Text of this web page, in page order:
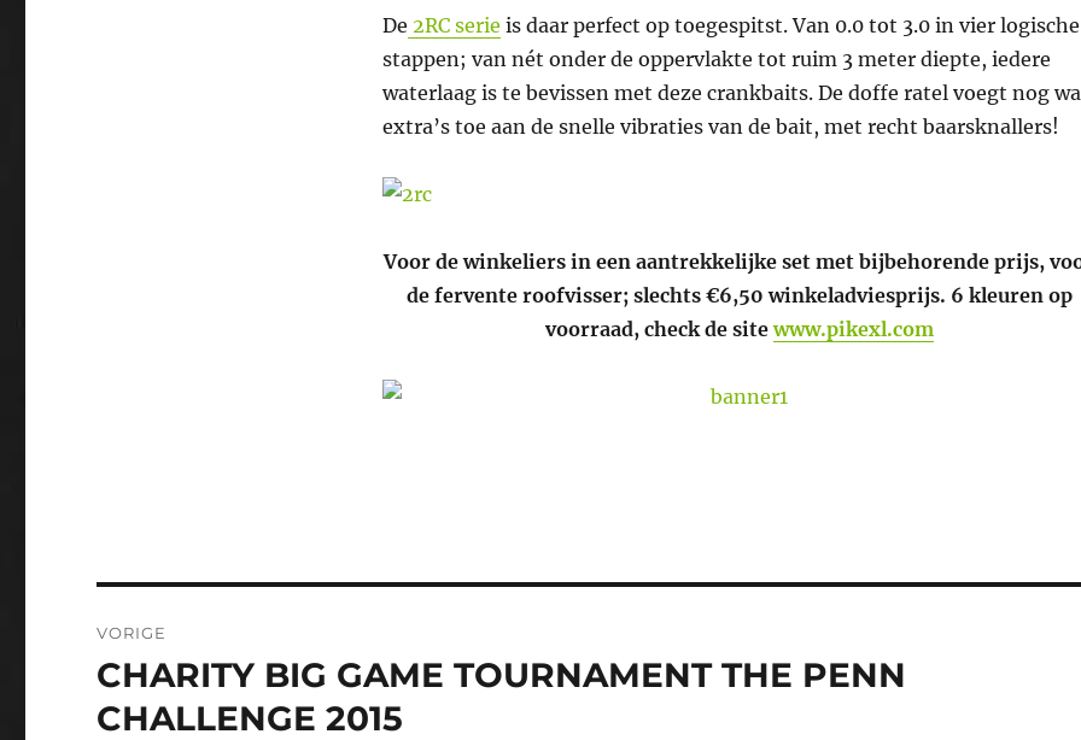
De 2RC serie is daar perfect op toegespitst. Van 0.0 tot 3.0 in vier logische
stappen; van nét onder de oppervlakte tot ruim 3 meter diepte, iedere
waterlaag is te bevissen met deze crankbaits. De doffe ratel voegt nog
extra’s toe aan de snelle vibraties van de bait, met recht baarsknallers!
Voor de winkeliers in een aantrekkelijke set met bijbehorende prijs,
de fervente roofvisser; slechts €6,50 winkeladviesprijs. 6 kleuren op
voorraad, check de sitewww.pikexl.com
navigatie
VORIGE
Vorig
bericht:
CHARITY BIG GAME TOURNAMENT THE PENN
CHALLENGE 2015